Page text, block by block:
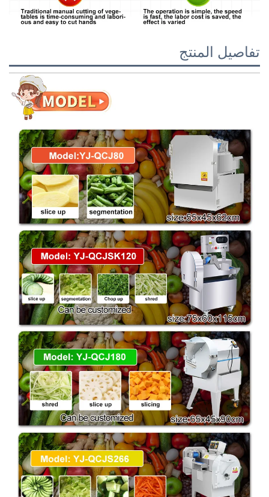
تفاصيل المنتج